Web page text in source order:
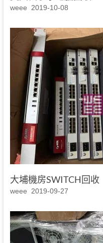
weee 2019-10-08
大埔機房SWITCH回收
weee 2019-09-27